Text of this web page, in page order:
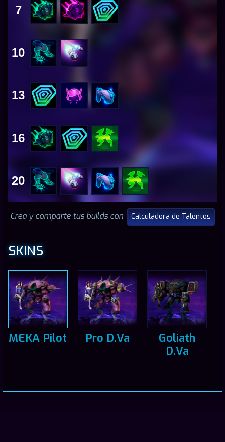
7
10
13
16
20
Crea y comparte tus builds con Calculadora de Talentos
SKINS
MEKA Pilot Pro D.Va
Goliath
D.Va